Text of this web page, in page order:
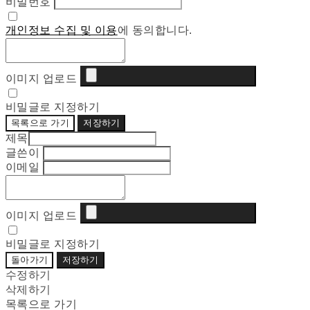
개인정보 수집 및 이용에 동의합니다.
이미지 업로드
비밀글로 지정하기
목록으로 가기 저장하기
제목
글쓴이
이메일
이미지 업로드
비밀글로 지정하기
돌아가기 저장하기
수정하기
삭제하기
목록으로 가기